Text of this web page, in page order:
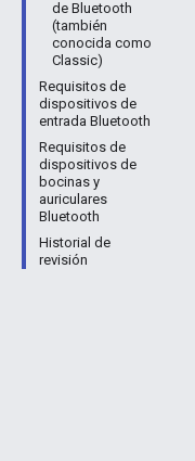
de Bluetooth
(también
conocida como
Classic)
Requisitos de
dispositivos de
entrada Bluetooth
Requisitos de
dispositivos de
bocinas y
auriculares
Bluetooth
Historial de
revisión